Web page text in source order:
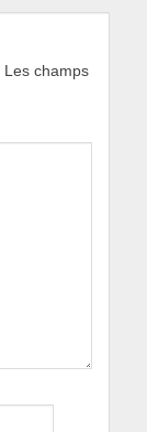
Les champs